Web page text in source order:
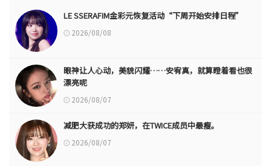
LE SSERAFIM金彩元恢复活动“下周开始安排日程”
2026/08/08
眼神让人心动，美貌闪耀……安宥真，就算瞪着看也很
漂亮呢
2026/08/07
减肥大获成功的郑妍，在TWICE成员中最瘦。
2026/08/07